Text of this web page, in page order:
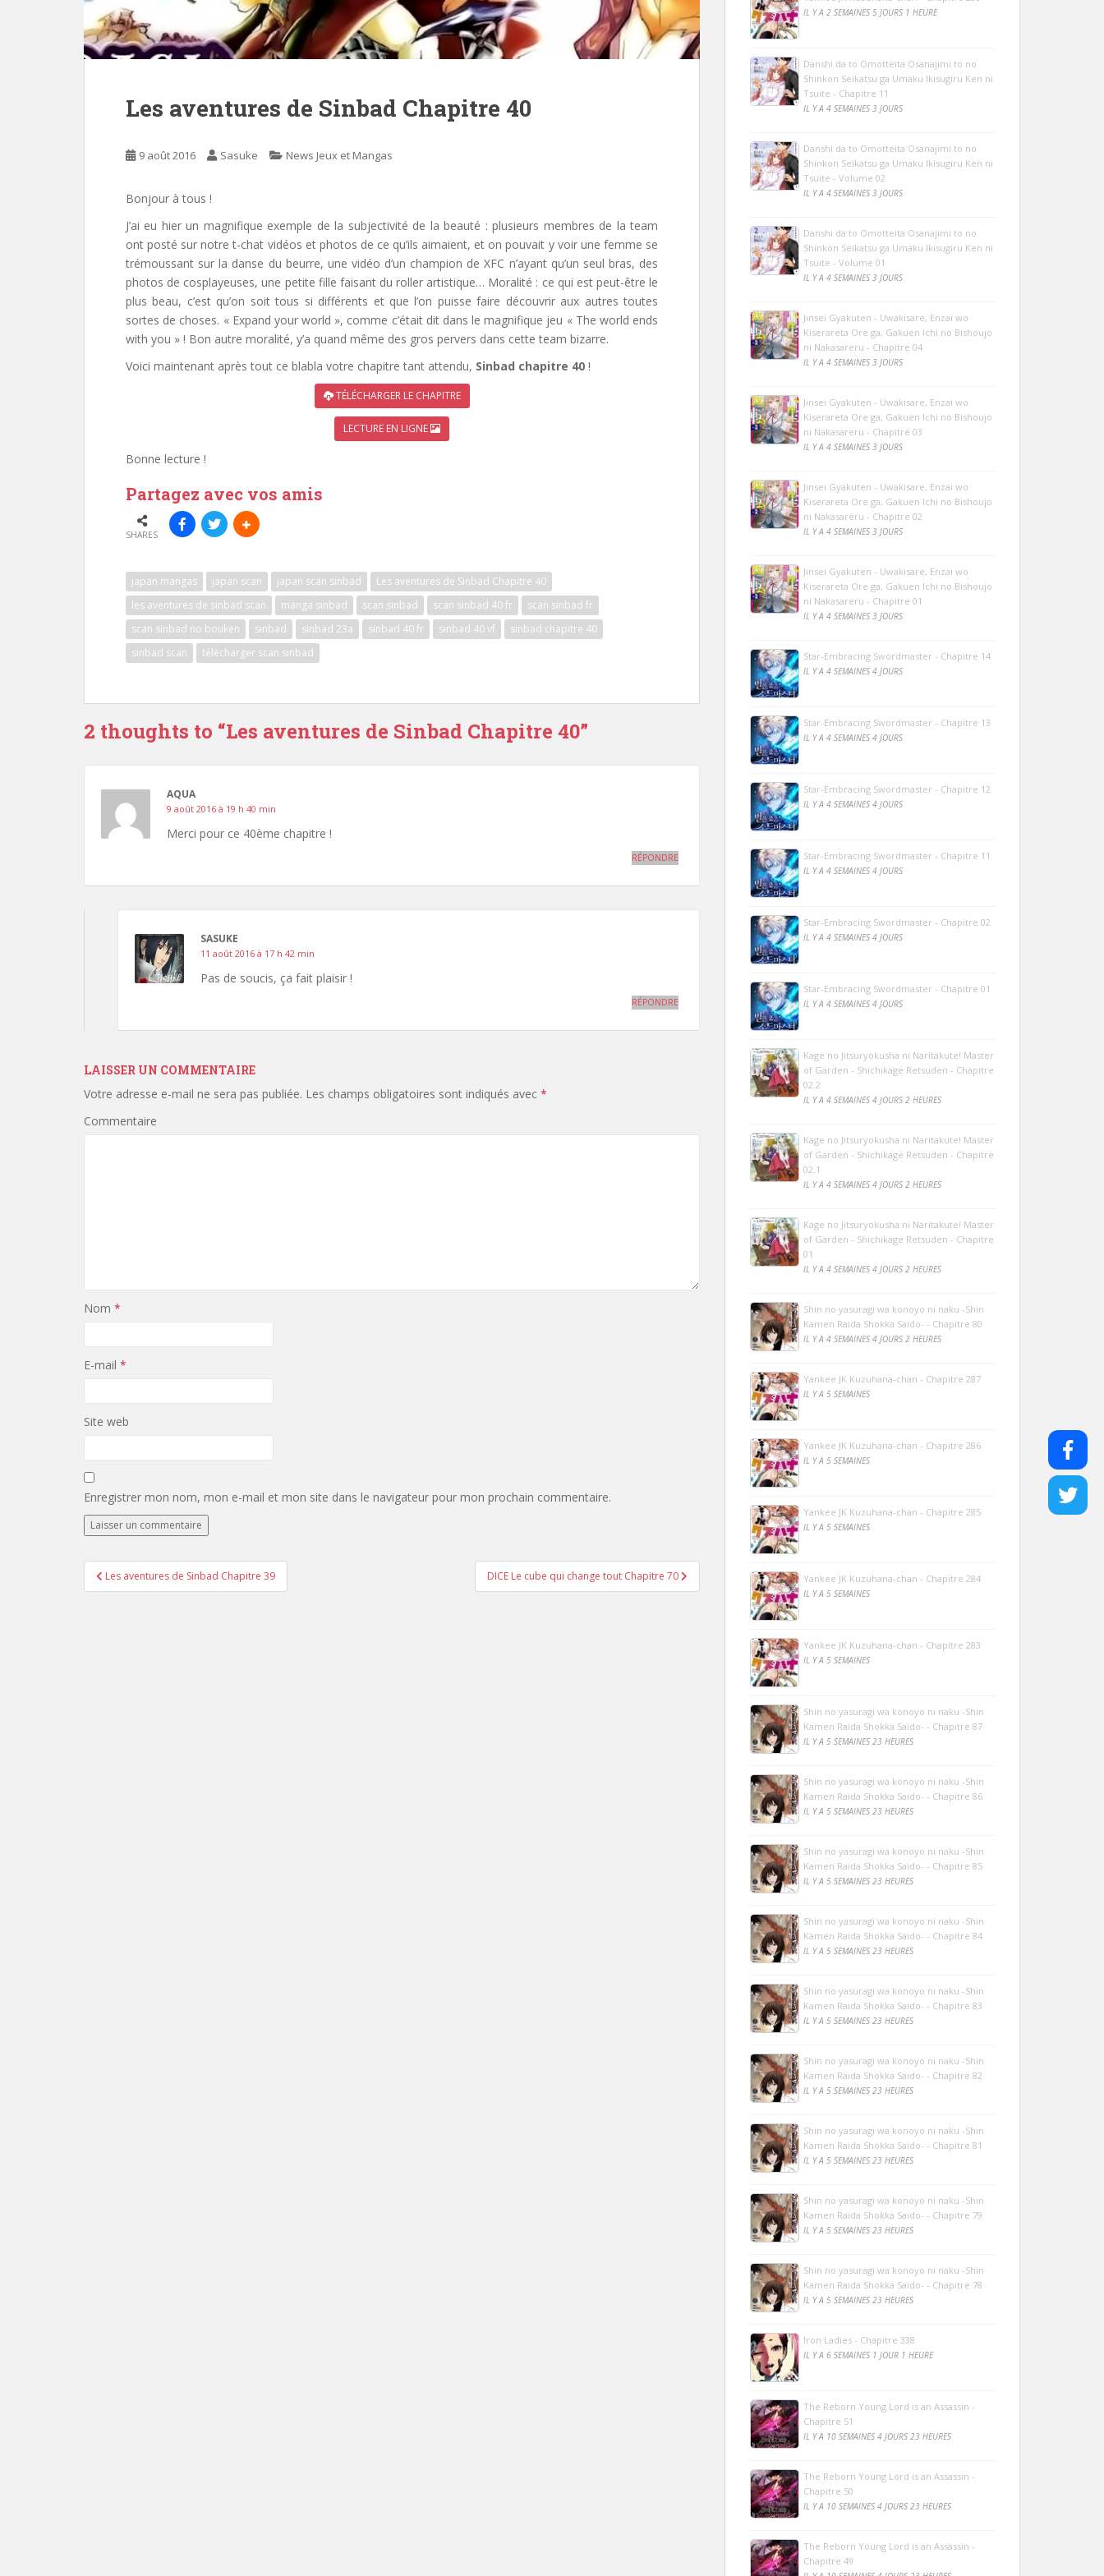
Les aventures de Sinbad Chapitre 40
9 août 2016 Sasuke News Jeux et Mangas
Bonjour à tous !
J’ai eu hier un magnifique exemple de la subjectivité de la beauté : plusieurs membres de la team
ont posté sur notre t-chat vidéos et photos de ce qu’ils aimaient, et on pouvait y voir une femme se
trémoussant sur la danse du beurre, une vidéo d’un champion de XFC n’ayant qu’un seul bras, des
photos de cosplayeuses, une petite fille faisant du roller artistique… Moralité : ce qui est peut-être le
plus beau, c’est qu’on soit tous si différents et que l’on puisse faire découvrir aux autres toutes
sortes de choses. « Expand your world », comme c’était dit dans le magnifique jeu « The world ends
with you » ! Bon autre moralité, y’a quand même des gros pervers dans cette team bizarre.
Voici maintenant après tout ce blabla votre chapitre tant attendu, Sinbad chapitre 40 !
TÉLÉCHARGER LE CHAPITRE
LECTURE EN LIGNE
Bonne lecture !
Partagez avec vos amis
SHARES
japan mangas japan scan japan scan sinbad
Les aventures de Sinbad Chapitre 40
les aventures de sinbad scan
manga sinbad scan sinbad scan sinbad 40 fr
scan sinbad fr
scan sinbad no bouken
sinbad sinbad 23a sinbad 40 fr sinbad 40 vf
sinbad chapitre 40
sinbad scan
télécharger scan sinbad
2 thoughts to “Les aventures de Sinbad Chapitre 40”
AQUA
9 août 2016 à 19 h 40 min
Merci pour ce 40ème chapitre !
RÉPONDRE
SASUKE
11 août 2016 à 17 h 42 min
Pas de soucis, ça fait plaisir !
RÉPONDRE
LAISSER UN COMMENTAIRE
Votre adresse e-mail ne sera pas publiée. Les champs obligatoires sont indiqués avec *
Commentaire
Nom *
E-mail *
Site web
Enregistrer mon nom, mon e-mail et mon site dans le navigateur pour mon prochain commentaire.
Navigation
de
Les aventures de Sinbad Chapitre 39 DICE Le cube qui change tout Chapitre 70
IL Y A 2 SEMAINES 5 JOURS 1 HEURE
Danshi da to Omotteita Osanajimi to no
Shinkon Seikatsu ga Umaku Ikisugiru Ken ni
Tsuite - Chapitre 11
IL Y A 4 SEMAINES 3 JOURS
Danshi da to Omotteita Osanajimi to no
Shinkon Seikatsu ga Umaku Ikisugiru Ken ni
Tsuite - Volume 02
IL Y A 4 SEMAINES 3 JOURS
Danshi da to Omotteita Osanajimi to no
Shinkon Seikatsu ga Umaku Ikisugiru Ken ni
Tsuite - Volume 01
IL Y A 4 SEMAINES 3 JOURS
Jinsei Gyakuten - Uwakisare, Enzai wo
Kiserareta Ore ga, Gakuen Ichi no Bishoujo
ni Nakasareru - Chapitre 04
IL Y A 4 SEMAINES 3 JOURS
Jinsei Gyakuten - Uwakisare, Enzai wo
Kiserareta Ore ga, Gakuen Ichi no Bishoujo
ni Nakasareru - Chapitre 03
IL Y A 4 SEMAINES 3 JOURS
Jinsei Gyakuten - Uwakisare, Enzai wo
Kiserareta Ore ga, Gakuen Ichi no Bishoujo
ni Nakasareru - Chapitre 02
IL Y A 4 SEMAINES 3 JOURS
Jinsei Gyakuten - Uwakisare, Enzai wo
Kiserareta Ore ga, Gakuen Ichi no Bishoujo
ni Nakasareru - Chapitre 01
IL Y A 4 SEMAINES 3 JOURS
Star-Embracing Swordmaster - Chapitre 14
IL Y A 4 SEMAINES 4 JOURS
Star-Embracing Swordmaster - Chapitre 13
IL Y A 4 SEMAINES 4 JOURS
Star-Embracing Swordmaster - Chapitre 12
IL Y A 4 SEMAINES 4 JOURS
Star-Embracing Swordmaster - Chapitre 11
IL Y A 4 SEMAINES 4 JOURS
Star-Embracing Swordmaster - Chapitre 02
IL Y A 4 SEMAINES 4 JOURS
Star-Embracing Swordmaster - Chapitre 01
IL Y A 4 SEMAINES 4 JOURS
Kage no Jitsuryokusha ni Naritakute! Master
of Garden - Shichikage Retsuden - Chapitre
02.2
IL Y A 4 SEMAINES 4 JOURS 2 HEURES
Kage no Jitsuryokusha ni Naritakute! Master
of Garden - Shichikage Retsuden - Chapitre
02.1
IL Y A 4 SEMAINES 4 JOURS 2 HEURES
Kage no Jitsuryokusha ni Naritakute! Master
of Garden - Shichikage Retsuden - Chapitre
01
IL Y A 4 SEMAINES 4 JOURS 2 HEURES
Shin no yasuragi wa konoyo ni naku -Shin
Kamen Raida Shokka Saido- - Chapitre 80
IL Y A 4 SEMAINES 4 JOURS 2 HEURES
Yankee JK Kuzuhana-chan - Chapitre 287
IL Y A 5 SEMAINES
Yankee JK Kuzuhana-chan - Chapitre 286
IL Y A 5 SEMAINES
Yankee JK Kuzuhana-chan - Chapitre 285
IL Y A 5 SEMAINES
Yankee JK Kuzuhana-chan - Chapitre 284
IL Y A 5 SEMAINES
Yankee JK Kuzuhana-chan - Chapitre 283
IL Y A 5 SEMAINES
Shin no yasuragi wa konoyo ni naku -Shin
Kamen Raida Shokka Saido- - Chapitre 87
IL Y A 5 SEMAINES 23 HEURES
Shin no yasuragi wa konoyo ni naku -Shin
Kamen Raida Shokka Saido- - Chapitre 86
IL Y A 5 SEMAINES 23 HEURES
Shin no yasuragi wa konoyo ni naku -Shin
Kamen Raida Shokka Saido- - Chapitre 85
IL Y A 5 SEMAINES 23 HEURES
Shin no yasuragi wa konoyo ni naku -Shin
Kamen Raida Shokka Saido- - Chapitre 84
IL Y A 5 SEMAINES 23 HEURES
Shin no yasuragi wa konoyo ni naku -Shin
Kamen Raida Shokka Saido- - Chapitre 83
IL Y A 5 SEMAINES 23 HEURES
Shin no yasuragi wa konoyo ni naku -Shin
Kamen Raida Shokka Saido- - Chapitre 82
IL Y A 5 SEMAINES 23 HEURES
Shin no yasuragi wa konoyo ni naku -Shin
Kamen Raida Shokka Saido- - Chapitre 81
IL Y A 5 SEMAINES 23 HEURES
Shin no yasuragi wa konoyo ni naku -Shin
Kamen Raida Shokka Saido- - Chapitre 79
IL Y A 5 SEMAINES 23 HEURES
Shin no yasuragi wa konoyo ni naku -Shin
Kamen Raida Shokka Saido- - Chapitre 78
IL Y A 5 SEMAINES 23 HEURES
Iron Ladies - Chapitre 338
IL Y A 6 SEMAINES 1 JOUR 1 HEURE
The Reborn Young Lord is an Assassin -
Chapitre 51
IL Y A 10 SEMAINES 4 JOURS 23 HEURES
The Reborn Young Lord is an Assassin -
Chapitre 50
IL Y A 10 SEMAINES 4 JOURS 23 HEURES
The Reborn Young Lord is an Assassin -
Chapitre 49